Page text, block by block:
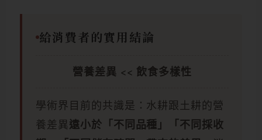
給消費者的實用結論
營養差異 << 飲食多樣性
學術界目前的共識是：水耕跟土耕的營
養差異遠小於「不同品種」「不同採收